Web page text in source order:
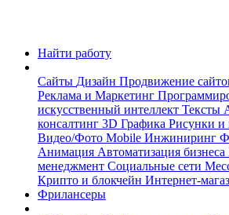
Найти работу
Сайты Дизайн Продвижение
Реклама и Маркетинг
искусственный интеллект Тексты
консалтинг 3D Графика Рисунки и
Видео/Фото Mobile Инжиниринг
Анимация Автоматизация бизнеса
менеджмент Социальные сети
Крипто и блокчейн Интернет-
Фрилансеры